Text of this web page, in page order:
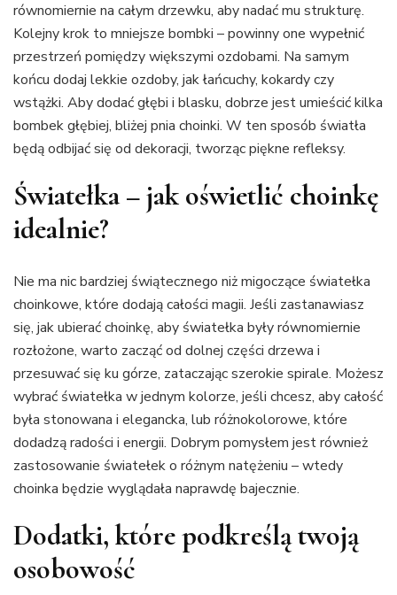
równomiernie na całym drzewku, aby nadać mu strukturę.
Kolejny krok to mniejsze bombki – powinny one wypełnić
przestrzeń pomiędzy większymi ozdobami. Na samym
końcu dodaj lekkie ozdoby, jak łańcuchy, kokardy czy
wstążki. Aby dodać głębi i blasku, dobrze jest umieścić kilka
bombek głębiej, bliżej pnia choinki. W ten sposób światła
będą odbijać się od dekoracji, tworząc piękne refleksy.
Światełka – jak oświetlić choinkę
idealnie?
Nie ma nic bardziej świątecznego niż migoczące światełka
choinkowe, które dodają całości magii. Jeśli zastanawiasz
się, jak ubierać choinkę, aby światełka były równomiernie
rozłożone, warto zacząć od dolnej części drzewa i
przesuwać się ku górze, zataczając szerokie spirale. Możesz
wybrać światełka w jednym kolorze, jeśli chcesz, aby całość
była stonowana i elegancka, lub różnokolorowe, które
dodadzą radości i energii. Dobrym pomysłem jest również
zastosowanie światełek o różnym natężeniu – wtedy
choinka będzie wyglądała naprawdę bajecznie.
Dodatki, które podkreślą twoją
osobowość